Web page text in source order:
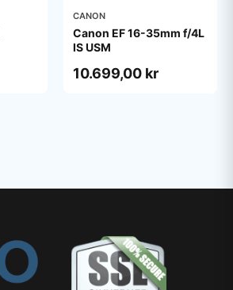
CANON
Canon EF 16-35mm f/4L
IS USM
10.699,00 kr